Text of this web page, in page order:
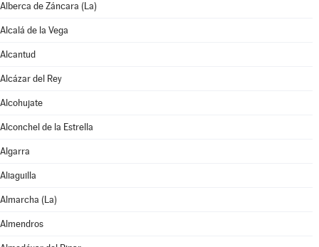
Alberca de Záncara (La)
Alcalá de la Vega
Alcantud
Alcázar del Rey
Alcohujate
Alconchel de la Estrella
Algarra
Aliaguilla
Almarcha (La)
Almendros